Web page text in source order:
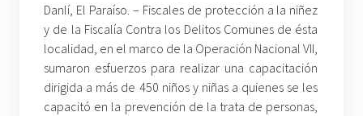
Danlí, El Paraíso. – Fiscales de protección a la niñez
y de la Fiscalía Contra los Delitos Comunes de ésta
localidad, en el marco de la Operación Nacional VII,
sumaron esfuerzos para realizar una capacitación
dirigida a más de 450 niños y niñas a quienes se les
capacitó en la prevención de la trata de personas,